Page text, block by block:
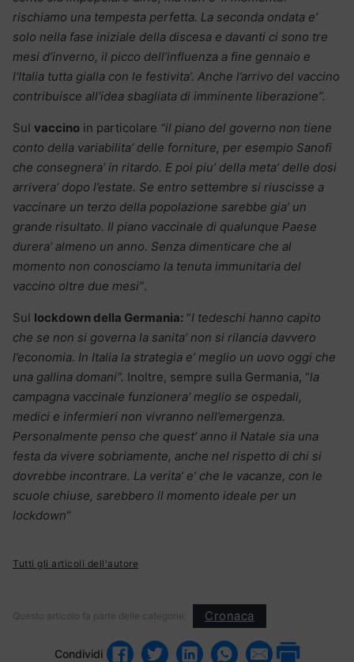
rischiamo una tempesta perfetta. La seconda ondata e’
solo nella fase iniziale della discesa e davanti ci sono tre
mesi d’inverno, il picco dell’influenza a fine gennaio e
l’Italia tutta gialla con le festivita’. Anche l’arrivo del vaccino
contribuisce all’idea sbagliata di imminente liberazione”.
Sul vaccino in particolare “il piano del governo non tiene
conto della variabilita’ delle forniture, per esempio Sanofi
che consegnera’ in ritardo. E poi piu’ della meta’ delle dosi
arrivera’ dopo l’estate. Se entro settembre si riuscisse a
vaccinare un terzo della popolazione sarebbe gia’ un
grande risultato. Il piano vaccinale di qualunque Paese
durera’ almeno un anno. Senza dimenticare che al
momento non conosciamo la tenuta immunitaria del
vaccino oltre due mesi”.
Sul lockdown della Germania: “I tedeschi hanno capito
che se non si governa la sanita’ non si rilancia davvero
l’economia. In Italia la strategia e’ meglio un uovo oggi che
una gallina domani”. Inoltre, sempre sulla Germania, “la
campagna vaccinale funzionera’ meglio se ospedali,
medici e infermieri non vivranno nell’emergenza.
Personalmente penso che quest’ anno il Natale sia una
festa da vivere sobriamente, anche nel rispetto di chi si
dovrebbe incontrare. La verita’ e’ che le vacanze, con le
scuole chiuse, sarebbero il momento ideale per un
lockdown“
Tutti gli articoli dell'autore
Questo articolo fa parte delle categorie: Cronaca
Condividi